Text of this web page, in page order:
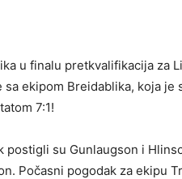
u finalu pretkvalifikacija za
ekipom Breidablika, koja je
7:1!
su Gunlaugson i
Počasni pogodak za ekipu